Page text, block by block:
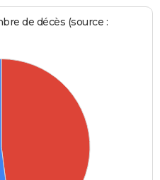
de décès (source :